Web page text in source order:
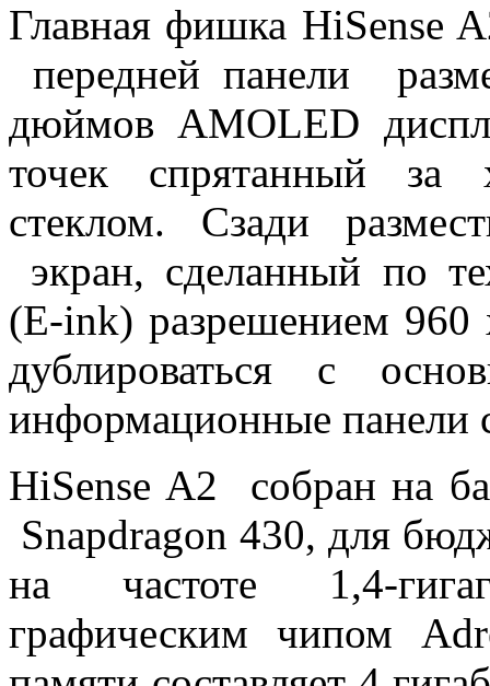
Главная фишка HiSense
передней панели
дюймов AMOLED
точек спрятанный за
стеклом. Сзади
экран, сделанный по
(E-ink) разрешением 960
дублироваться с
информационные
HiSense A2 собран на
Snapdragon 430, для
на частоте 1,4-
графическим чипом